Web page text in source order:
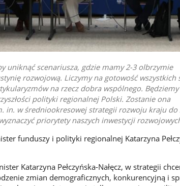
uniknąć scenariusza, gdzie mamy 2-3 olbrzymie
rozwojową. Liczymy na gotowość wszystkich
na rzecz dobra wspólnego. Będziemy
polityki regionalnej Polski. Zostanie ona
in. w średniookresowej strategii rozwoju kraju do
priorytety naszych inwestycji
funduszy i polityki regionalnej Katarzyna
Katarzyna Pełczyńska-Nałęcz, w strategii
zmian demograficznych, konkurencyjną i